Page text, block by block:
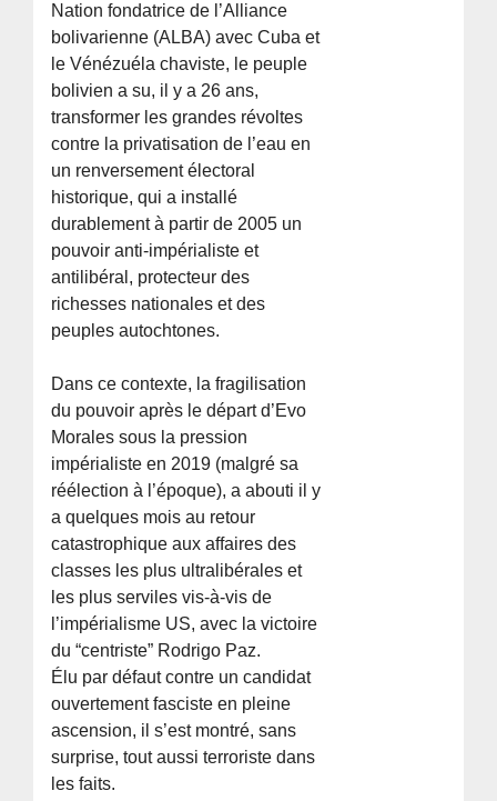
Nation fondatrice de l’Alliance
bolivarienne (ALBA) avec Cuba et
le Vénézuéla chaviste, le peuple
bolivien a su, il y a 26 ans,
transformer les grandes révoltes
contre la privatisation de l’eau en
un renversement électoral
historique, qui a installé
durablement à partir de 2005 un
pouvoir anti-impérialiste et
antilibéral, protecteur des
richesses nationales et des
peuples autochtones.
Dans ce contexte, la fragilisation
du pouvoir après le départ d’Evo
Morales sous la pression
impérialiste en 2019 (malgré sa
réélection à l’époque), a abouti il y
a quelques mois au retour
catastrophique aux affaires des
classes les plus ultralibérales et
les plus serviles vis-à-vis de
l’impérialisme US, avec la victoire
du “centriste” Rodrigo Paz.
Élu par défaut contre un candidat
ouvertement fasciste en pleine
ascension, il s’est montré, sans
surprise, tout aussi terroriste dans
les faits.